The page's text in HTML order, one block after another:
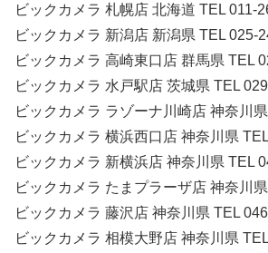
ビックカメラ 札幌店 北海道 TEL 011-
ビックカメラ 新潟店 新潟県 TEL 025-
ビックカメラ 高崎東口店 群馬県 TEL
ビックカメラ 水戸駅店 茨城県 TEL
ビックカメラ ラゾーナ川崎店 神奈川
ビックカメラ 横浜西口店 神奈川県
ビックカメラ 新横浜店 神奈川県 TEL
ビックカメラ たまプラーザ店 神奈川
ビックカメラ 藤沢店 神奈川県 TEL
ビックカメラ 相模大野店 神奈川県